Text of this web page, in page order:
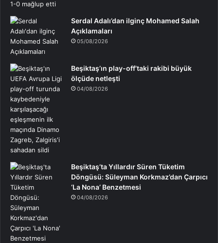
Serdal Adalı’dan ilginç Mohamed Salah
Açıklamaları
05/08/2026
Beşiktaş’ın play-off’taki rakibi büyük
ölçüde netleşti
04/08/2026
Beşiktaş’ta Yıllardır Süren Tüketim
Döngüsü: Süleyman Korkmaz’dan Çarpıcı
‘La Nona’ Benzetmesi
04/08/2026